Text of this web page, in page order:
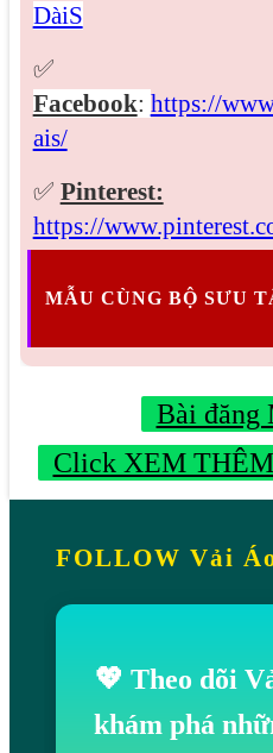
DàiS
✅
Facebook: https://
ais/
✅ Pinterest:
https://
MẪU CÙNG BỘ SƯU
Bài đăng
Click XEM
FOLLOW Vải
💖 Theo dõi
khám phá